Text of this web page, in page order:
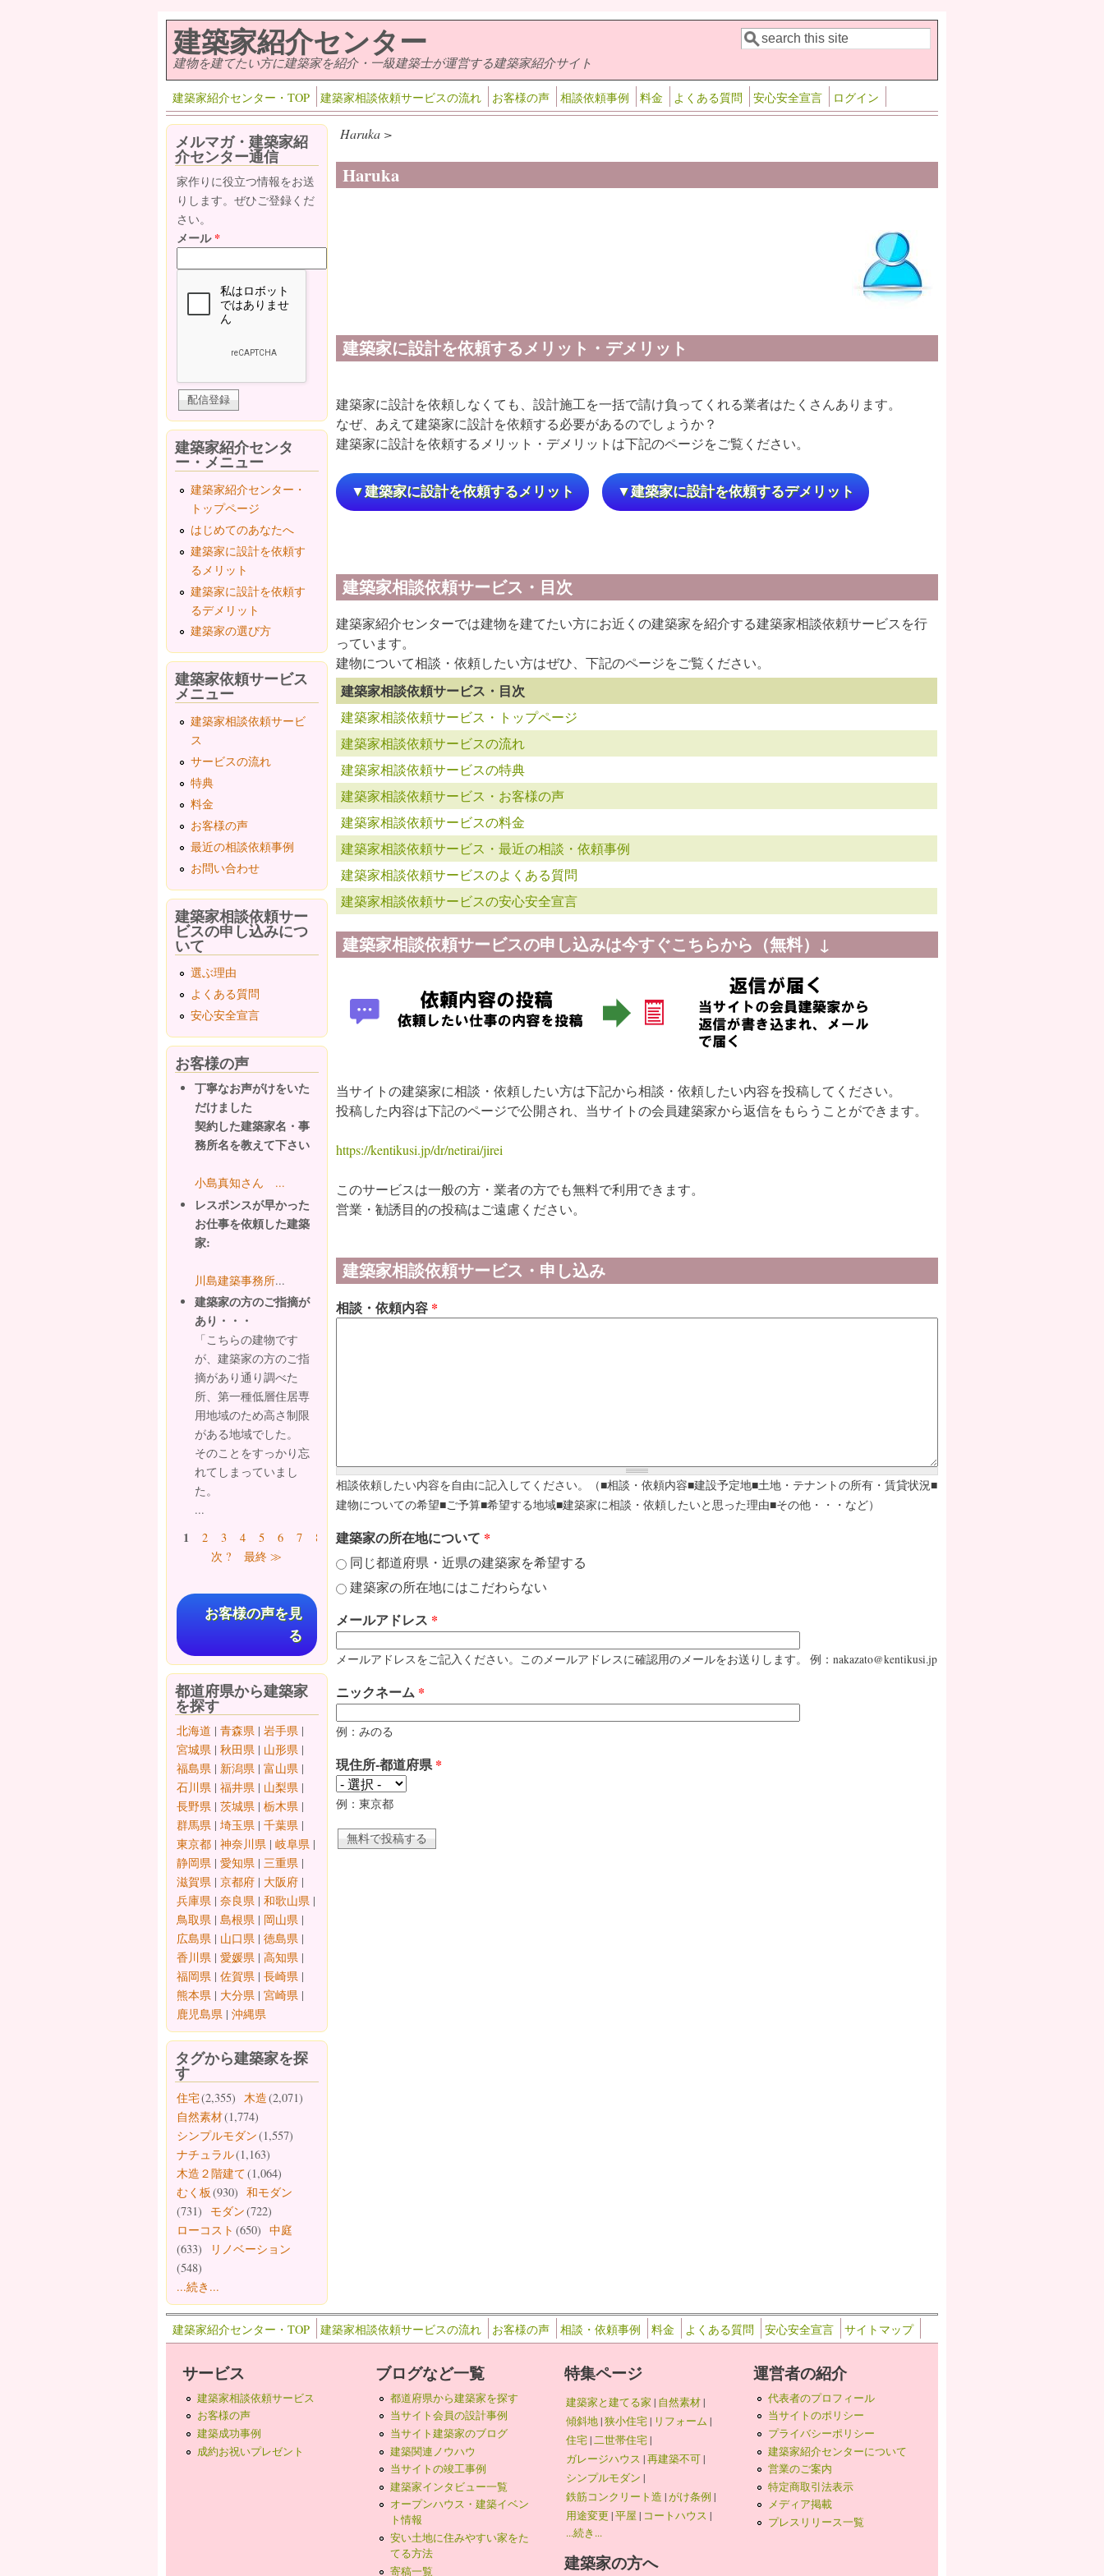
建築家紹介センター
建物を建てたい方に建築家を紹介・一級建築士が運営する建築家紹介サイト 検索フォーム
検索
建築家紹介センター・TOP 建築家相談依頼サービスの流れ お客様の声 相談依頼事例 料金 よくある質問 安心安全宣言 ログイン
Haruka >
Haruka
建築家に設計を依頼するメリット・デメリット
建築家に設計を依頼しなくても、設計施工を一括で請け負ってくれる業者はたくさんあります。
なぜ、あえて建築家に設計を依頼する必要があるのでしょうか？
建築家に設計を依頼するメリット・デメリットは下記のページをご覧ください。
▼建築家に設計を依頼するメリット ▼建築家に設計を依頼するデメリット
建築家相談依頼サービス・目次
建築家紹介センターでは建物を建てたい方にお近くの建築家を紹介する建築家相談依頼サービスを行
っています。
建物について相談・依頼したい方はぜひ、下記のページをご覧ください。
建築家相談依頼サービス・目次
建築家相談依頼サービス・トップページ
建築家相談依頼サービスの流れ
建築家相談依頼サービスの特典
建築家相談依頼サービス・お客様の声
建築家相談依頼サービスの料金
建築家相談依頼サービス・最近の相談・依頼事例
建築家相談依頼サービスのよくある質問
建築家相談依頼サービスの安心安全宣言
建築家相談依頼サービスの申し込みは今すぐこちらから（無料）↓
当サイトの建築家に相談・依頼したい方は下記から相談・依頼したい内容を投稿してください。
投稿した内容は下記のページで公開され、当サイトの会員建築家から返信をもらうことができます。
https://kentikusi.jp/dr/netirai/jirei
このサービスは一般の方・業者の方でも無料で利用できます。
営業・勧誘目的の投稿はご遠慮ください。
建築家相談依頼サービス・申し込み
相談・依頼内容 *
相談依頼したい内容を自由に記入してください。（■相談・依頼内容■建設予定地■土地・テナントの所有・賃貸状況■
建物についての希望■ご予算■希望する地域■建築家に相談・依頼したいと思った理由■その他・・・など）
建築家の所在地について *
同じ都道府県・近県の建築家を希望する
建築家の所在地にはこだわらない
メールアドレス *
メールアドレスをご記入ください。このメールアドレスに確認用のメールをお送りします。 例：nakazato@kentikusi.jp
ニックネーム *
例：みのる
現住所-都道府県*
例：東京都
メルマガ・建築家紹
介センター通信
家作りに役立つ情報をお送
りします。ぜひご登録くだ
さい。
メール*
建築家紹介センタ
ー・メニュー
建築家紹介センター・
トップページ
はじめてのあなたへ
建築家に設計を依頼す
るメリット
建築家に設計を依頼す
るデメリット
建築家の選び方
建築家依頼サービス
メニュー
建築家相談依頼サービ
ス
サービスの流れ
特典
料金
お客様の声
最近の相談依頼事例
お問い合わせ
建築家相談依頼サー
ビスの申し込みにつ
いて
選ぶ理由
よくある質問
安心安全宣言
お客様の声
丁寧なお声がけをいた
だけました
契約した建築家名・事
務所名を教えて下さい
小島真知さん ...
レスポンスが早かった
お仕事を依頼した建築
家:
川島建築事務所...
建築家の方のご指摘が
あり・・・
「こちらの建物です
が、建築家の方のご指
摘があり通り調べた
所、第一種低層住居専
用地域のため高さ制限
がある地域でした。
そのことをすっかり忘
れてしまっていまし
た。
...
ページ
1 2 3 4 5 6 7 8 9 …
次 ?
最終 ≫
お客様の声を見
る
都道府県から建築家
を探す
北海道 | 青森県 | 岩手県 |
宮城県 | 秋田県 | 山形県 |
福島県 | 新潟県 | 富山県 |
石川県 | 福井県 | 山梨県 |
長野県 | 茨城県 | 栃木県 |
群馬県 | 埼玉県 | 千葉県 |
東京都 | 神奈川県 | 岐阜県 |
静岡県 | 愛知県 | 三重県 |
滋賀県 | 京都府 | 大阪府 |
兵庫県 | 奈良県 | 和歌山県 |
鳥取県 | 島根県 | 岡山県 |
広島県 | 山口県 | 徳島県 |
香川県 | 愛媛県 | 高知県 |
福岡県 | 佐賀県 | 長崎県 |
熊本県 | 大分県 | 宮崎県 |
鹿児島県 | 沖縄県
タグから建築家を探
す
住宅(2,355) 木造(2,071)
自然素材(1,774)
シンプルモダン(1,557)
ナチュラル(1,163)
木造２階建て(1,064)
むく板 (930) 和モダン
(731)
モダン(722)
ローコスト (650) 中庭
(633)
リノベーション
(548)
...続き...
建築家紹介センター・TOP 建築家相談依頼サービスの流れ お客様の声 相談・依頼事例 料金 よくある質問 安心安全宣言 サイトマップ
サービス
建築家相談依頼サービス
お客様の声
建築成功事例
成約お祝いプレゼント
ブログなど一覧
都道府県から建築家を探す
当サイト会員の設計事例
当サイト建築家のブログ
建築関連ノウハウ
当サイトの竣工事例
建築家インタビュー一覧
オープンハウス・建築イベン
ト情報
安い土地に住みやすい家をた
てる方法
寄稿一覧
特集ページ
建築家と建てる家 | 自然素材|
傾斜地|狭小住宅| リフォーム |
住宅|二世帯住宅|
ガレージハウス |再建築不可|
シンプルモダン |
鉄筋コンクリート造 |がけ条例 |
用途変更 |平屋 | コートハウス |
...続き...
建築家の方へ
運営者の紹介
代表者のプロフィール
当サイトのポリシー
プライバシーポリシー
建築家紹介センターについて
営業のご案内
特定商取引法表示
メディア掲載
プレスリリース一覧